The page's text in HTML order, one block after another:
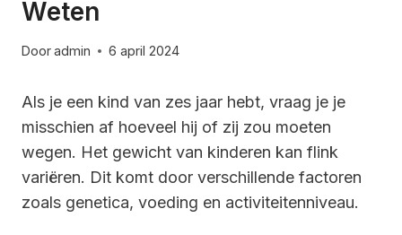
Weten
Dooradmin 6 april 2024
Als je een kind van zes jaar hebt, vraag je je
misschien af hoeveel hij of zij zou moeten
wegen. Het gewicht van kinderen kan flink
variëren. Dit komt door verschillende factoren
zoals genetica, voeding en activiteitenniveau.